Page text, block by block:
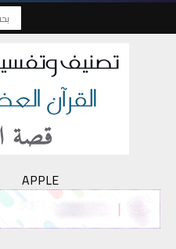
APPLE